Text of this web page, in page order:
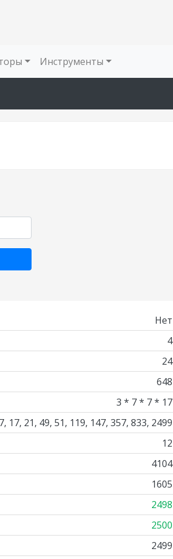
Инструменты
Нет
4
24
648
3 * 7 * 7 * 17
17, 21, 49, 51, 119, 147, 357, 833, 2499
12
4104
1605
2498
2500
2499